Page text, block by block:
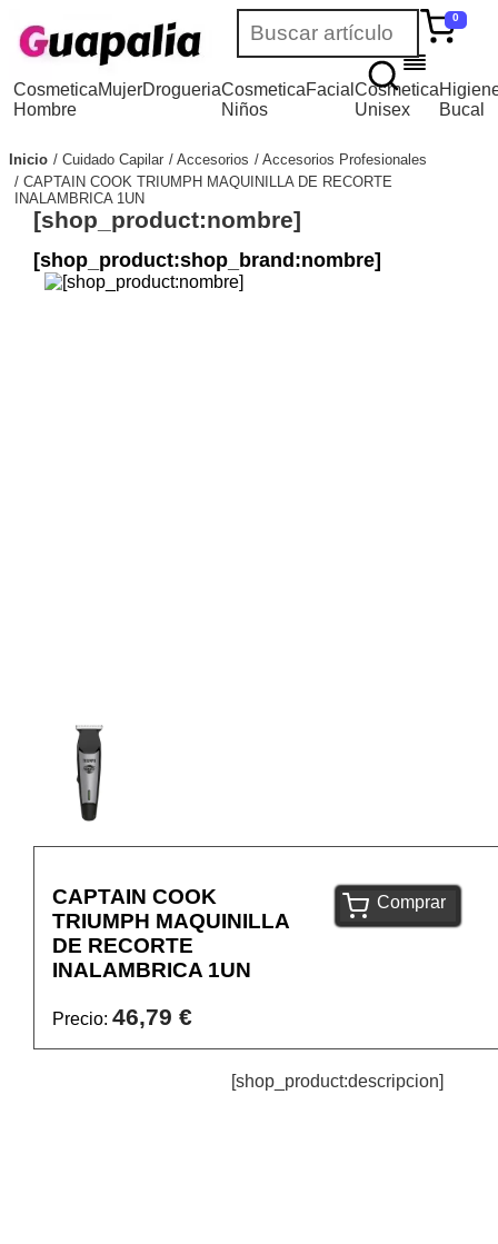
0
Cosmetica
Hombre
MujerDrogueriaCosmetica
Niños
FacialCosmetica
Unisex
Bucal
Inicio Cuidado Capilar Accesorios
Accesorios Profesionales
CAPTAIN COOK TRIUMPH MAQUINILLA DE RECORTE
INALAMBRICA 1UN
[shop_product:nombre]
[shop_product:shop_brand:nombre]
CAPTAIN COOK
TRIUMPH MAQUINILLA
DE RECORTE
INALAMBRICA 1UN
Precio: 46,79 €
Comprar
[shop_product:descripcion]